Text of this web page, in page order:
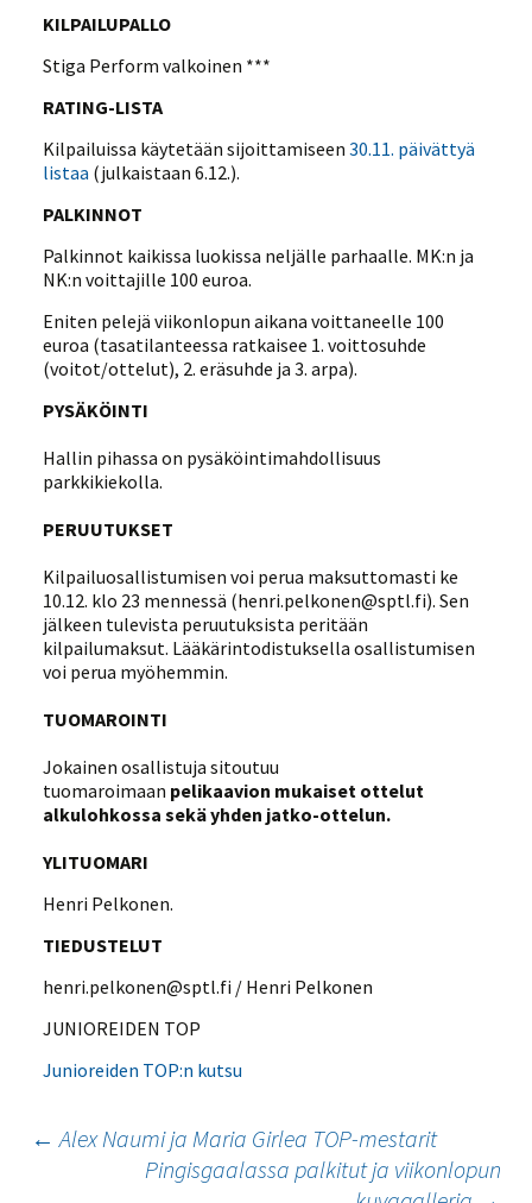
KILPAILUPALLO
Stiga Perform valkoinen ***
RATING-LISTA
Kilpailuissa käytetään sijoittamiseen30.11. päivättyä
listaa (julkaistaan 6.12.).
PALKINNOT
Palkinnot kaikissa luokissa neljälle parhaalle. MK:n ja
NK:n voittajille 100 euroa.
Eniten pelejä viikonlopun aikana voittaneelle 100
euroa (tasatilanteessa ratkaisee 1. voittosuhde
(voitot/ottelut), 2. eräsuhde ja 3. arpa).
PYSÄKÖINTI
Hallin pihassa on pysäköintimahdollisuus
parkkikiekolla.
PERUUTUKSET
Kilpailuosallistumisen voi perua maksuttomasti ke
10.12. klo 23 mennessä (henri.pelkonen@sptl.fi). Sen
jälkeen tulevista peruutuksista peritään
kilpailumaksut. Lääkärintodistuksella osallistumisen
voi perua myöhemmin.
TUOMAROINTI
Jokainen osallistuja sitoutuu
tuomaroimaan pelikaavion mukaiset ottelut
alkulohkossa sekä yhden jatko-ottelun.
YLITUOMARI
Henri Pelkonen.
TIEDUSTELUT
henri.pelkonen@sptl.fi / Henri Pelkonen
JUNIOREIDEN TOP
Junioreiden TOP:n kutsu
Artikkelien
← Alex Naumi ja Maria Girlea TOP-mestarit
Pingisgaalassa palkitut ja viikonlopun